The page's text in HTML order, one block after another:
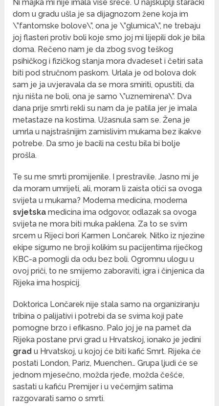
Ni majka mi nije imala više sreće. U najskuplji starački
dom u gradu ušla je sa dijagnozom žene koja im
\”fantomske bolove\”, ona je \”glumica\”, ne trebaju
joj flasteri protiv boli koje smo joj mi lijepili dok je bila
doma. Rečeno nam je da zbog svog teškog
psihičkog i fizičkog stanja mora dvadeset i četiri sata
biti pod stručnom paskom. Urlala je od bolova dok
sam je ja uvjeravala da se mora smiriti, opustiti, da
nju ništa ne boli, ona je samo \”uznemirena\”. Dva
dana prije smrti rekli su nam da je patila jer je imala
metastaze na kostima. Užasnula sam se. Žena je
umrla u najstrašnijim zamislivim mukama bez ikakve
potrebe. Da smo je bacili na cestu bila bi bolje
prošla.
Te su me smrti promijenile. I prestravile. Jasno mi je
da moram umrijeti, ali, moram li zaista otići sa ovoga
svijeta u mukama? Moderna medicina, moderna
svjetska medicina ima odgovor, odlazak sa ovoga
svijeta ne mora biti muka paklena. Za to se svim
srcem u Rijeci bori Karmen Lončarek. Nitko iz njezine
ekipe sigurno ne broji kolikim su pacijentima riječkog
KBC-a pomogli da odu bez boli. Ogromnu ulogu u
ovoj priči, to ne smijemo zaboraviti, igra i činjenica da
Rijeka ima hospicij.
Doktorica Lončarek nije stala samo na organiziranju
tribina o palijativi i potrebi da se svima koji pate
pomogne brzo i efikasno. Palo joj je na pamet da
Rijeka postane prvi grad u Hrvatskoj, ionako je jedini
grad u Hrvatskoj, u kojoj će biti kafić Smrt. Rijeka će
postati London, Pariz, Muenchen… Grupa ljudi će se
jednom mjesečno, možda rjeđe, možda češće,
sastati u kafiću Premijer i u večernjim satima
razgovarati samo o smrti.